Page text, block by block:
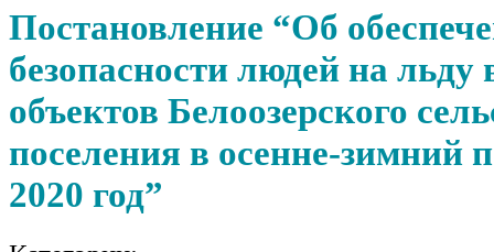
Постановление “Об
безопасности людей на льду
объектов Белоозерского
поселения в осенне-зимний
2020 год”